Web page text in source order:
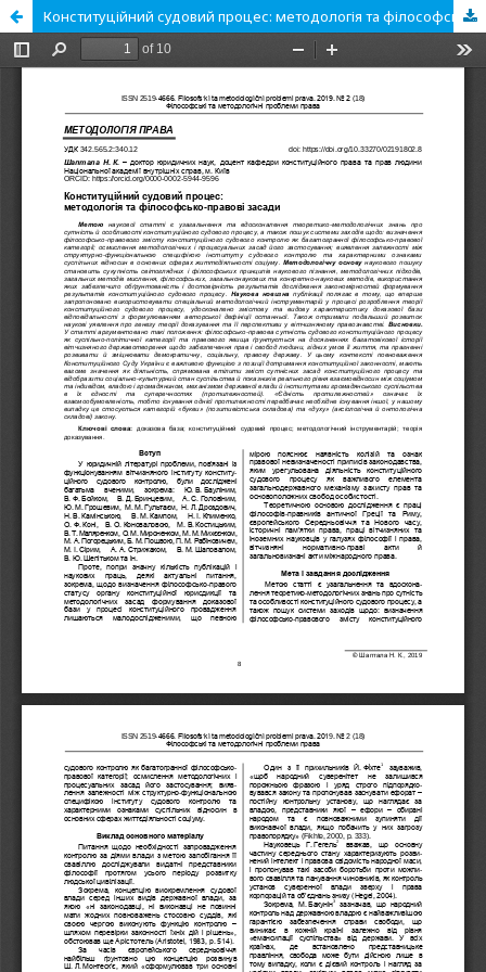
Конституційний судовий процес: методологія та філософсько-правові засади